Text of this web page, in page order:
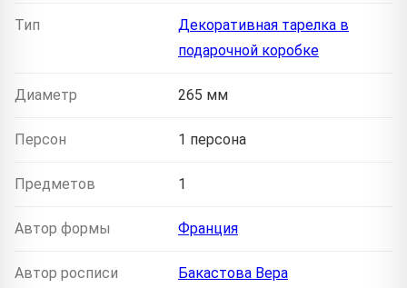
Тип
Декоративная тарелка в
подарочной коробке
Диаметр 265 мм
Персон 1 персона
Предметов 1
Автор формы Франция
Автор росписи
Бакастова Вера